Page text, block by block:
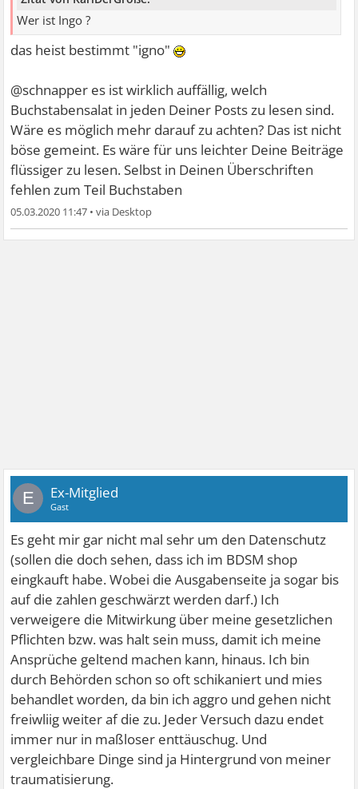
Wer ist Ingo ?
das heist bestimmt "igno"
@schnapper es ist wirklich auffällig, welch
Buchstabensalat in jeden Deiner Posts zu lesen sind.
Wäre es möglich mehr darauf zu achten? Das ist nicht
böse gemeint. Es wäre für uns leichter Deine Beiträge
flüssiger zu lesen. Selbst in Deinen Überschriften
fehlen zum Teil Buchstaben
05.03.2020 11:47 •
E Ex-Mitglied
Gast
Es geht mir gar nicht mal sehr um den Datenschutz
(sollen die doch sehen, dass ich im BDSM shop
eingkauft habe. Wobei die Ausgabenseite ja sogar bis
auf die zahlen geschwärzt werden darf.) Ich
verweigere die Mitwirkung über meine gesetzlichen
Pflichten bzw. was halt sein muss, damit ich meine
Ansprüche geltend machen kann, hinaus. Ich bin
durch Behörden schon so oft schikaniert und mies
behandlet worden, da bin ich aggro und gehen nicht
freiwliig weiter af die zu. Jeder Versuch dazu endet
immer nur in maßloser enttäuschug. Und
vergleichbare Dinge sind ja Hintergrund von meiner
traumatisierung.